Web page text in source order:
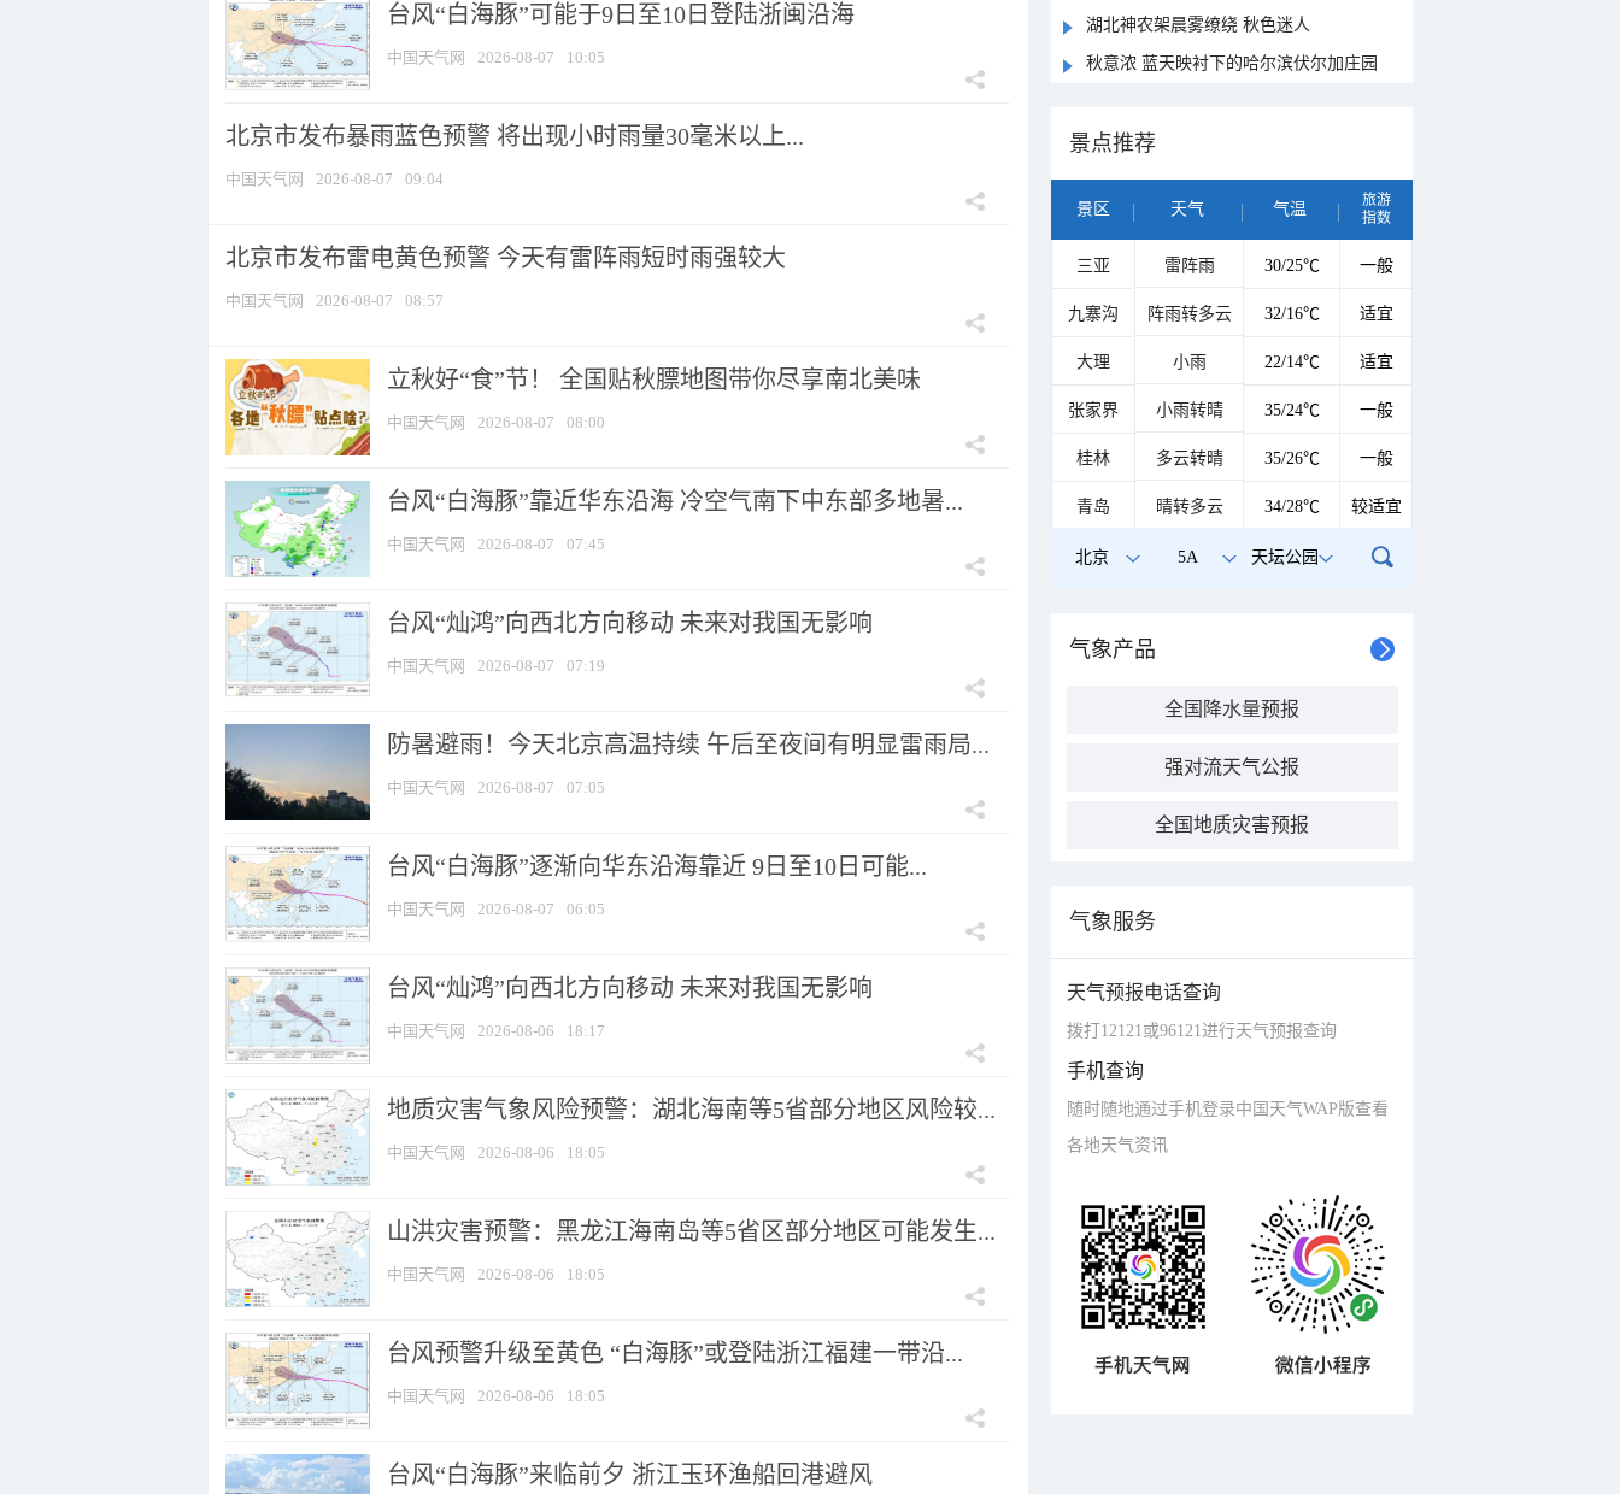
台风“白海豚”可能于9日至10日登陆浙闽沿海
中国天气网 2026-08-07 10:05
北京市发布暴雨蓝色预警 将出现小时雨量30毫米以上...
中国天气网 2026-08-07 09:04
北京市发布雷电黄色预警 今天有雷阵雨短时雨强较大
中国天气网 2026-08-07 08:57
立秋好“食”节！ 全国贴秋膘地图带你尽享南北美味
中国天气网 2026-08-07 08:00
台风“白海豚”靠近华东沿海 冷空气南下中东部多地暑...
中国天气网 2026-08-07 07:45
台风“灿鸿”向西北方向移动 未来对我国无影响
中国天气网 2026-08-07 07:19
防暑避雨！今天北京高温持续 午后至夜间有明显雷雨局...
中国天气网 2026-08-07 07:05
台风“白海豚”逐渐向华东沿海靠近 9日至10日可能...
中国天气网 2026-08-07 06:05
台风“灿鸿”向西北方向移动 未来对我国无影响
中国天气网 2026-08-06 18:17
地质灾害气象风险预警：湖北海南等5省部分地区风险较...
中国天气网 2026-08-06 18:05
山洪灾害预警：黑龙江海南岛等5省区部分地区可能发生...
中国天气网 2026-08-06 18:05
台风预警升级至黄色 “白海豚”或登陆浙江福建一带沿...
中国天气网 2026-08-06 18:05
台风“白海豚”来临前夕 浙江玉环渔船回港避风
湖北神农架晨雾缭绕 秋色迷人
秋意浓 蓝天映衬下的哈尔滨伏尔加庄园
景点推荐
景区 天气 气温
旅游
指数
三亚 雷阵雨 30/25℃ 一般
九寨沟 阵雨转多云 32/16℃ 适宜
大理 小雨 22/14℃ 适宜
张家界 小雨转晴 35/24℃ 一般
桂林 多云转晴 35/26℃ 一般
青岛 晴转多云 34/28℃ 较适宜
北京 5A 天坛公园
气象产品
全国降水量预报
强对流天气公报
全国地质灾害预报
气象服务
天气预报电话查询
拨打12121或96121进行天气预报查询
手机查询
随时随地通过手机登录中国天气WAP版查看
各地天气资讯